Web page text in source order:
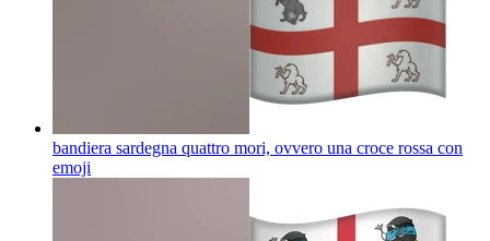
bandiera sardegna quattro mori, ovvero una croce rossa con
emoji